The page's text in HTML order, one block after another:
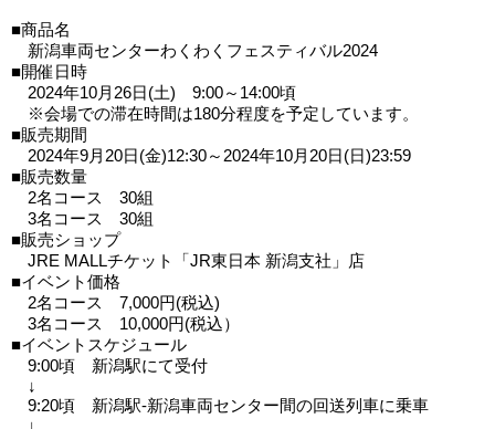
■商品名
新潟車両センターわくわくフェスティバル2024
■開催日時
2024年10月26日(土) 9:00～14:00頃
※会場での滞在時間は180分程度を予定しています。
■販売期間
2024年9月20日(金)12:30～2024年10月20日(日)23:59
■販売数量
2名コース 30組
3名コース 30組
■販売ショップ
JRE MALLチケット「JR東日本 新潟支社」店
■イベント価格
2名コース 7,000円(税込)
3名コース 10,000円(税込）
■イベントスケジュール
9:00頃 新潟駅にて受付
↓
9:20頃 新潟駅-新潟車両センター間の回送列車に乗車